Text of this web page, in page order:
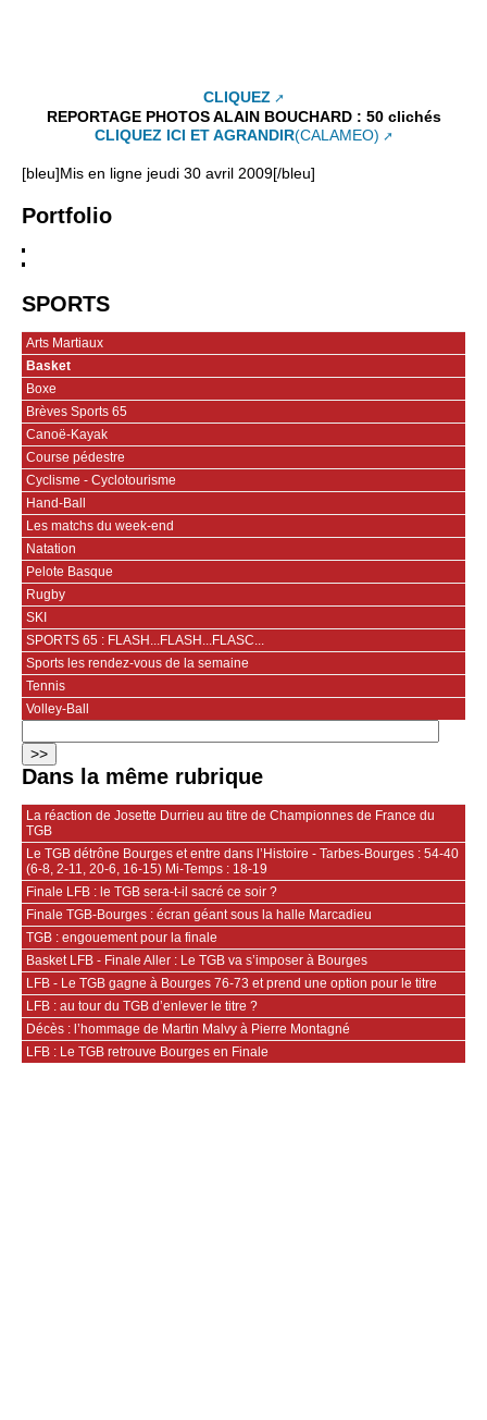
CLIQUEZ
REPORTAGE PHOTOS ALAIN BOUCHARD : 50 clichés
CLIQUEZ ICI ET AGRANDIR(CALAMEO)
[bleu]Mis en ligne jeudi 30 avril 2009[/bleu]
Portfolio
SPORTS
Arts Martiaux
Basket
Boxe
Brèves Sports 65
Canoë-Kayak
Course pédestre
Cyclisme - Cyclotourisme
Hand-Ball
Les matchs du week-end
Natation
Pelote Basque
Rugby
SKI
SPORTS 65 : FLASH...FLASH...FLASC...
Sports les rendez-vous de la semaine
Tennis
Volley-Ball
Dans la même rubrique
La réaction de Josette Durrieu au titre de Championnes de France du
TGB
Le TGB détrône Bourges et entre dans l’Histoire - Tarbes-Bourges : 54-40
(6-8, 2-11, 20-6, 16-15) Mi-Temps : 18-19
Finale LFB : le TGB sera-t-il sacré ce soir ?
Finale TGB-Bourges : écran géant sous la halle Marcadieu
TGB : engouement pour la finale
Basket LFB - Finale Aller : Le TGB va s’imposer à Bourges
LFB - Le TGB gagne à Bourges 76-73 et prend une option pour le titre
LFB : au tour du TGB d’enlever le titre ?
Décès : l’hommage de Martin Malvy à Pierre Montagné
LFB : Le TGB retrouve Bourges en Finale